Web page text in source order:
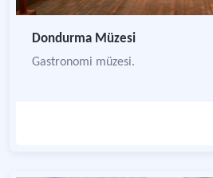
Dondurma Müzesi
Gastronomi müzesi.